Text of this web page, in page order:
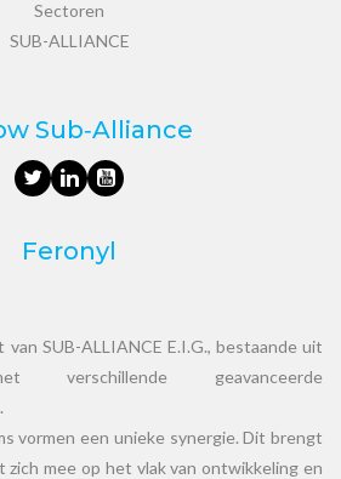
Sectoren
SUB-ALLIANCE
Sub‑Alliance
Feronyl
van SUB-ALLIANCE E.I.G., bestaande uit
geavanceerde
vormen een unieke synergie. Dit brengt
zich mee op het vlak van ontwikkeling en